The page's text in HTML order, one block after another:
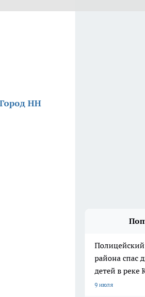
НН
района спас
детей в реке
9 июля